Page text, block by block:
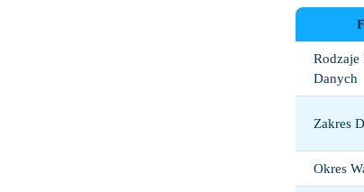
Rodzaje
Danych
Zakres
Okres